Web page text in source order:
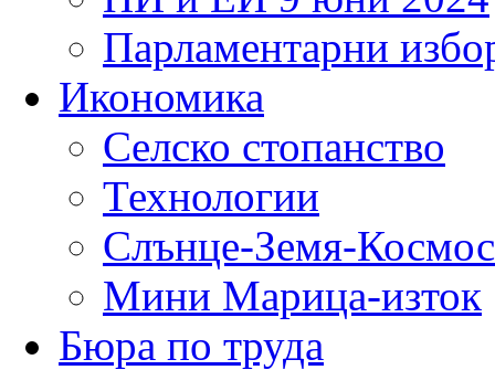
Парламентарни
Икономика
Селско стопанство
Технологии
Слънце-Земя-Космос
Мини Марица-изток
Бюра по труда